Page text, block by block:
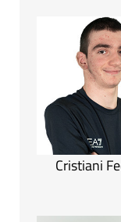
Cristiani